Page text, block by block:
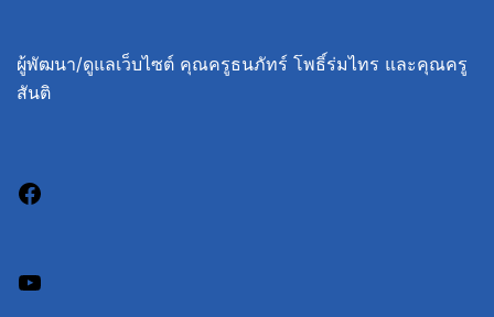
ผู้พัฒนา/ดูแลเว็บไซต์ คุณครูธนภัทร์ โพธิ์ร่มไทร และคุณครู
สันติ